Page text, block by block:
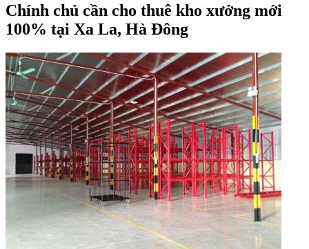
Chính chủ cần cho thuê kho xưởng mới
100% tại Xa La, Hà Đông